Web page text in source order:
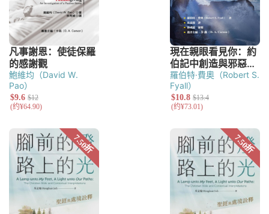
鮑維均（David W.
Pao）
羅伯特·費奧（Robert S.
Fyall）